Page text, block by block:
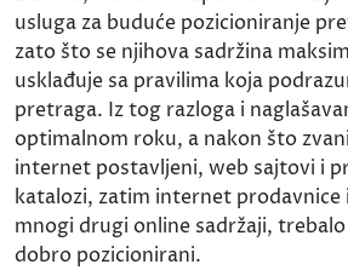
usluga za buduće pozicioniranje
zato što se njihova sadržina
usklađuje sa pravilima koja
pretraga. Iz tog razloga i
optimalnom roku, a nakon što
internet postavljeni, web sajtovi i
katalozi, zatim internet prodavnice
mnogi drugi online sadržaji,
dobro pozicionirani.